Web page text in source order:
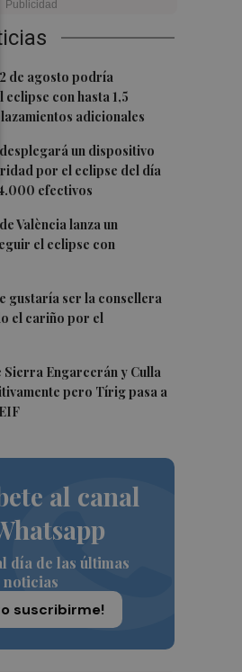
de agosto podría
eclipse con hasta 1,5
adicionales
un dispositivo
por el eclipse del día
efectivos
València lanza un
el eclipse con
gustaría ser la consellera
el cariño por el
Sierra Engarcerán y Culla
pero Tírig pasa a
al canal
día de las últimas
noticias
suscribirme!